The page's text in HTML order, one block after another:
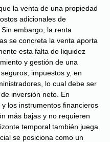
la venta de una propiedad
adicionales de
embargo, la renta
se concreta la venta aporta
esta falta de liquidez
y gestión de una
impuestos y, en
lo cual debe ser
inversión neto. En
los instrumentos financieros
más bajas y no requieren
temporal también juega
se posiciona como un